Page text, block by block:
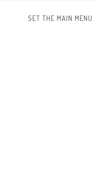
SET THE MAIN MENU